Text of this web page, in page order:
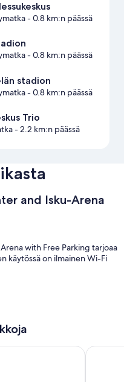
- 0.8 km:n päässä
- 0.8 km:n päässä
stadion
- 0.8 km:n päässä
Trio
- 2.2 km:n päässä
and Isku-Arena
with Free Parking tarjoaa
käytössä on ilmainen Wi-Fi